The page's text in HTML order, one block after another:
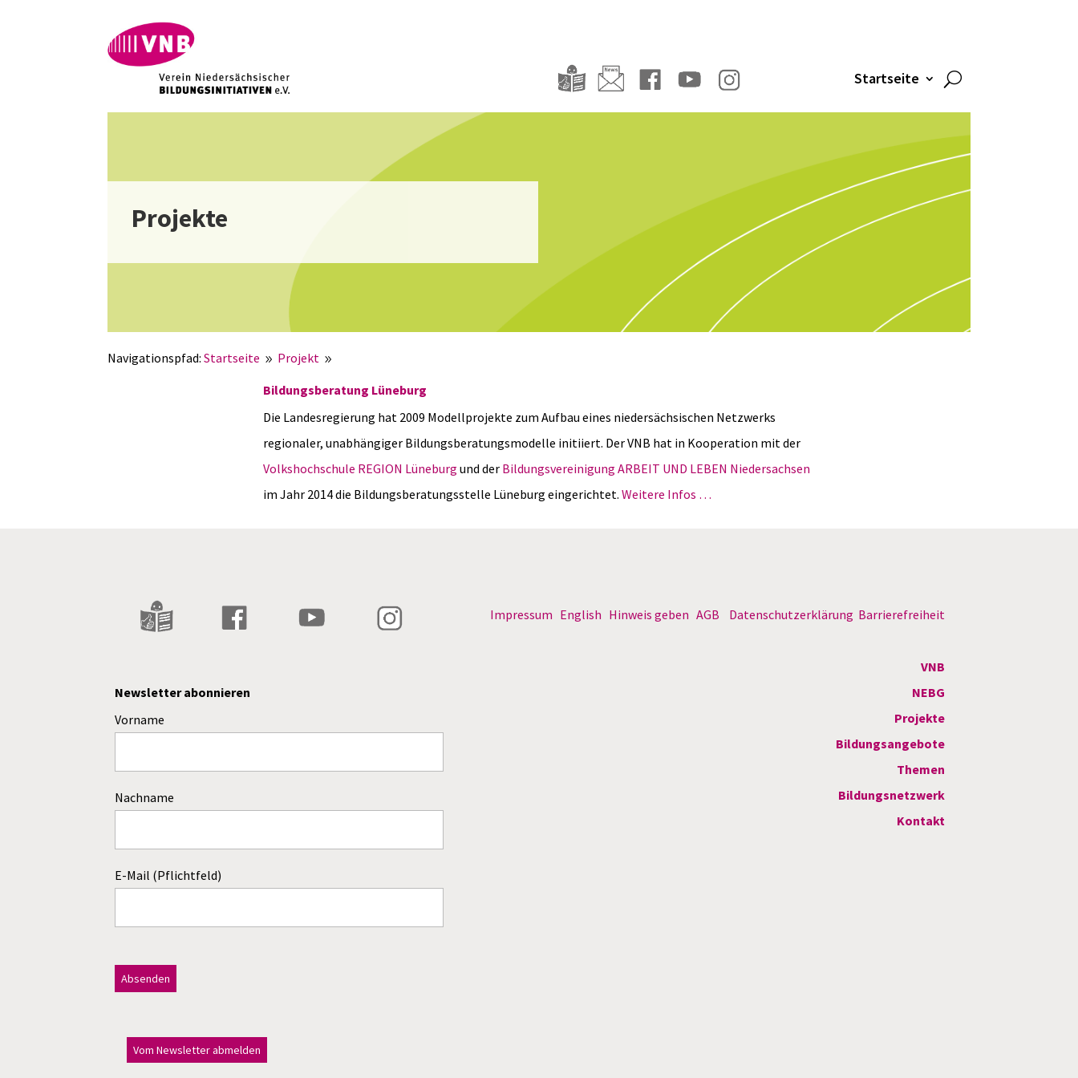
Startseite
Projekte
Navigationspfad:Startseite 9 Projekt 9
Bildungsberatung Lüneburg
Die Landesregierung hat 2009 Modellprojekte zum Aufbau eines niedersächsischen Netzwerks
regionaler, unabhängiger Bildungsberatungsmodelle initiiert. Der VNB hat in Kooperation mit der
Volkshochschule REGION Lüneburg und der Bildungsvereinigung ARBEIT UND LEBEN Niedersachsen
im Jahr 2014 die Bildungsberatungsstelle Lüneburg eingerichtet. Weitere Infos …
Impressum English Hinweis geben AGB Datenschutzerklärung Barrierefreiheit
Newsletter abonnieren
Vorname
Nachname
E-Mail (Pflichtfeld)
VNB
NEBG
Projekte
Bildungsangebote
Themen
Bildungsnetzwerk
Kontakt
Vom Newsletter abmelden